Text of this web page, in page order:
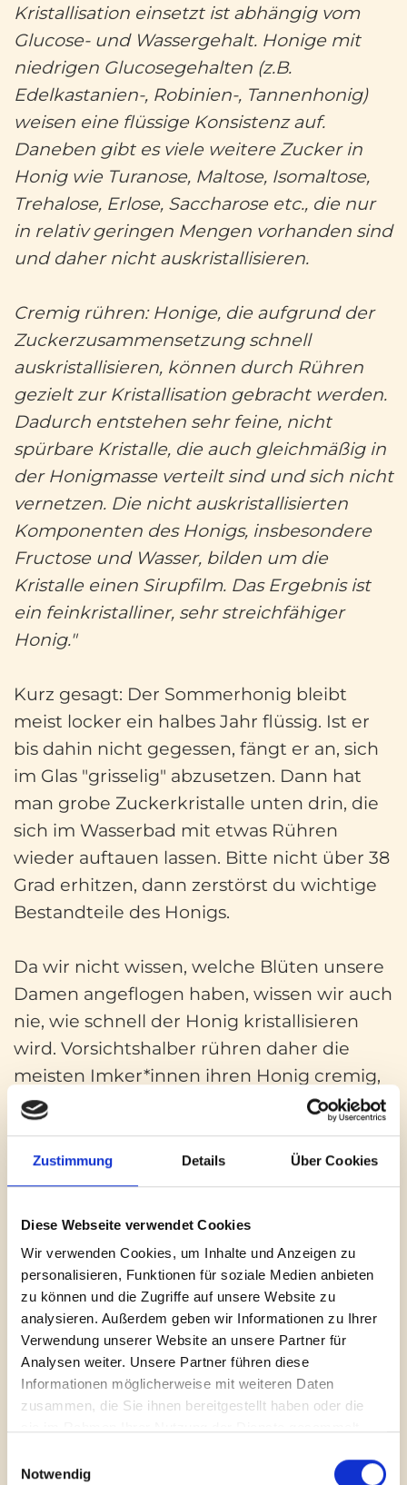
Zustimmung Details Über Cookies
Diese Webseite verwendet Cookies
Wir verwenden Cookies, um Inhalte und Anzeigen zu
personalisieren, Funktionen für soziale Medien anbieten
zu können und die Zugriffe auf unsere Website zu
analysieren. Außerdem geben wir Informationen zu Ihrer
Verwendung unserer Website an unsere Partner für
Analysen weiter. Unsere Partner führen diese
Informationen möglicherweise mit weiteren Daten
zusammen, die Sie ihnen bereitgestellt haben oder die
Notwendig
Kristallisation einsetzt ist abhängig vom
Glucose- und Wassergehalt. Honige mit
niedrigen Glucosegehalten (z.B.
Edelkastanien-, Robinien-, Tannenhonig)
weisen eine flüssige Konsistenz auf.
Daneben gibt es viele weitere Zucker in
Honig wie Turanose, Maltose, Isomaltose,
Trehalose, Erlose, Saccharose etc., die nur
in relativ geringen Mengen vorhanden sind
und daher nicht auskristallisieren.
Cremig rühren: Honige, die aufgrund der
Zuckerzusammensetzung schnell
auskristallisieren, können durch Rühren
gezielt zur Kristallisation gebracht werden.
Dadurch entstehen sehr feine, nicht
spürbare Kristalle, die auch gleichmäßig in
der Honigmasse verteilt sind und sich nicht
vernetzen. Die nicht auskristallisierten
Komponenten des Honigs, insbesondere
Fructose und Wasser, bilden um die
Kristalle einen Sirupfilm. Das Ergebnis ist
ein feinkristalliner, sehr streichfähiger
Honig."
Kurz gesagt: Der Sommerhonig bleibt
meist locker ein halbes Jahr flüssig. Ist er
bis dahin nicht gegessen, fängt er an, sich
im Glas "grisselig" abzusetzen. Dann hat
man grobe Zuckerkristalle unten drin, die
sich im Wasserbad mit etwas Rühren
wieder auftauen lassen. Bitte nicht über 38
Grad erhitzen, dann zerstörst du wichtige
Bestandteile des Honigs.
Da wir nicht wissen, welche Blüten unsere
Damen angeflogen haben, wissen wir auch
nie, wie schnell der Honig kristallisieren
wird. Vorsichtshalber rühren daher die
meisten Imker*innen ihren Honig cremig,
denn dann behält er seine Konsistenz in
der Regel über viele Monate oder sogar
Jahre.